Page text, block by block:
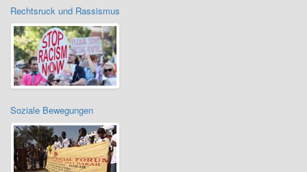
Rechtsruck und Rassismus
Soziale Bewegungen